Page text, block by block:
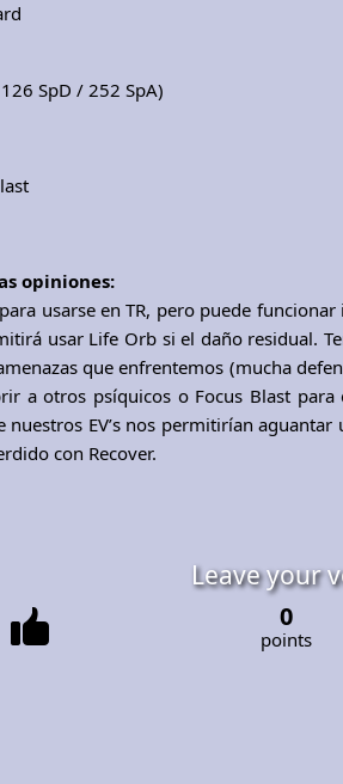
SpD / 252 SpA)
opiniones:
usarse en TR, pero puede
usar Life Orb si el daño residual.
que enfrentemos (mucha
a otros psíquicos o Focus Blast
EV’s nos permitirían
con Recover.
Leave your
0
points